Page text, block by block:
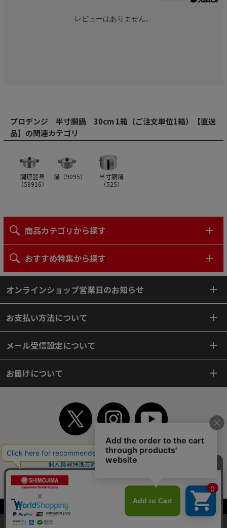
当サイトはクッキー（Cookie）を使用しています。Cookieの使用に同意いた
だける場合は「OK」をクリックしてください。
レビューはありません。
プロデンジ 半寸胴鍋 30cm 1箱（ご注文単位1箱）【直送
品】の関連カテゴリ
調理器具
（59916）
鍋（9095）
半寸胴鍋
（525）
商品カテゴリから探す
おすすめ特集から探す
オンラインショップ営業日のお知らせ
お支払い方法について
メール受信設定について
お届けについて
TOP 初めてご利用のお客様へ ご利用案内
ご利用規約
個人情報保護方針
特定商取引法
よくあるご質問
サイトマップ
WEBカタログ 英語版TOP
Copyright© 2018 SHIMOJIMA Co.,Ltd. All Rights Reserved.